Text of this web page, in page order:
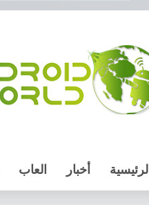
الرئيسية أخبار العاب